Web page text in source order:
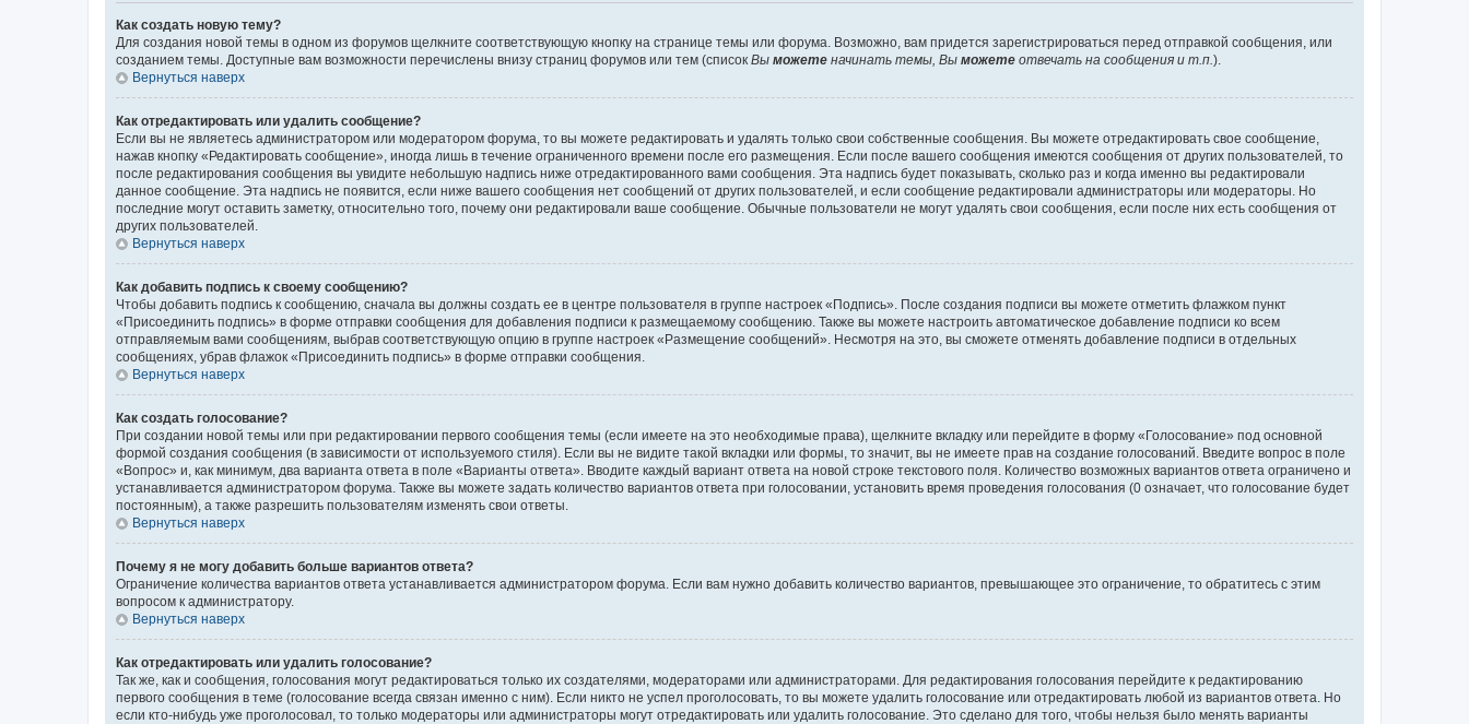
Как создать новую тему?
Для создания новой темы в одном из форумов щелкните соответствующую кнопку на странице темы или форума. Возможно, вам придется зарегистрироваться перед отправкой сообщения, или
созданием темы. Доступные вам возможности перечислены внизу страниц форумов или тем (список Вы можете начинать темы, Вы можете отвечать на сообщения и т.п. ).
Вернуться наверх
Как отредактировать или удалить сообщение?
Если вы не являетесь администратором или модератором форума, то вы можете редактировать и удалять только свои собственные сообщения. Вы можете отредактировать свое сообщение,
нажав кнопку «Редактировать сообщение», иногда лишь в течение ограниченного времени после его размещения. Если после вашего сообщения имеются сообщения от других пользователей, то
после редактирования сообщения вы увидите небольшую надпись ниже отредактированного вами сообщения. Эта надпись будет показывать, сколько раз и когда именно вы редактировали
данное сообщение. Эта надпись не появится, если ниже вашего сообщения нет сообщений от других пользователей, и если сообщение редактировали администраторы или модераторы. Но
последние могут оставить заметку, относительно того, почему они редактировали ваше сообщение. Обычные пользователи не могут удалять свои сообщения, если после них есть сообщения от
других пользователей.
Вернуться наверх
Как добавить подпись к своему сообщению?
Чтобы добавить подпись к сообщению, сначала вы должны создать ее в центре пользователя в группе настроек «Подпись». После создания подписи вы можете отметить флажком пункт
«Присоединить подпись» в форме отправки сообщения для добавления подписи к размещаемому сообщению. Также вы можете настроить автоматическое добавление подписи ко всем
отправляемым вами сообщениям, выбрав соответствующую опцию в группе настроек «Размещение сообщений». Несмотря на это, вы сможете отменять добавление подписи в отдельных
сообщениях, убрав флажок «Присоединить подпись» в форме отправки сообщения.
Вернуться наверх
Как создать голосование?
При создании новой темы или при редактировании первого сообщения темы (если имеете на это необходимые права), щелкните вкладку или перейдите в форму «Голосование» под основной
формой создания сообщения (в зависимости от используемого стиля). Если вы не видите такой вкладки или формы, то значит, вы не имеете прав на создание голосований. Введите вопрос в поле
«Вопрос» и, как минимум, два варианта ответа в поле «Варианты ответа». Вводите каждый вариант ответа на новой строке текстового поля. Количество возможных вариантов ответа ограничено и
устанавливается администратором форума. Также вы можете задать количество вариантов ответа при голосовании, установить время проведения голосования (0 означает, что голосование будет
постоянным), а также разрешить пользователям изменять свои ответы.
Вернуться наверх
Почему я не могу добавить больше вариантов ответа?
Ограничение количества вариантов ответа устанавливается администратором форума. Если вам нужно добавить количество вариантов, превышающее это ограничение, то обратитесь с этим
вопросом к администратору.
Вернуться наверх
Как отредактировать или удалить голосование?
Так же, как и сообщения, голосования могут редактироваться только их создателями, модераторами или администраторами. Для редактирования голосования перейдите к редактированию
первого сообщения в теме (голосование всегда связан именно с ним). Если никто не успел проголосовать, то вы можете удалить голосование или отредактировать любой из вариантов ответа. Но
если кто-нибудь уже проголосовал, то только модераторы или администраторы могут отредактировать или удалить голосование. Это сделано для того, чтобы нельзя было менять варианты